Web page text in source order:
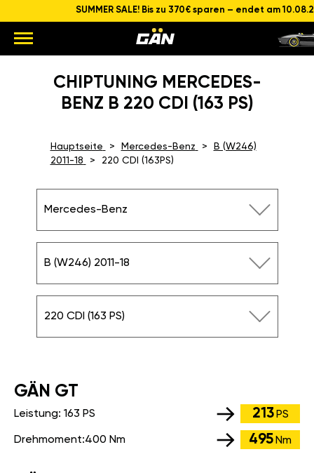
SUMMER SALE! Bis zu 370€ sparen – endet am
CHIPTUNING MERCEDES-
BENZ B 220 CDI (163 PS)
Hauptseite Mercedes-Benz
B (W246)
2011-18
220 CDI (163PS)
Mercedes-Benz
B (W246) 2011-18
220 CDI (163 PS)
GÄN GT
Leistung: 163 PS 213 PS
Drehmoment:400 Nm 495 Nm